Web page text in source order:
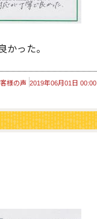
かった。
様の声 2019年06月01日 00:00